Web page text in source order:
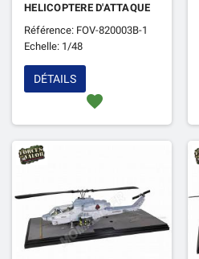
HELICOPTERE D'ATTAQUE
507 "602EME BATAILLON -
VISIBILITE COURTE"
Référence: FOV-820003B-1
Echelle: 1/48
favorite
DÉTAILS